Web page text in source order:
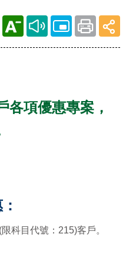
各項優惠專案，
科目代號：215)客戶。